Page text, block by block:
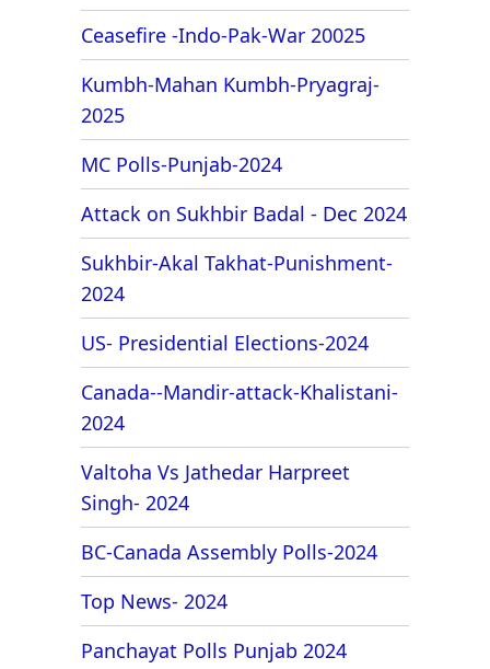
Ceasefire -Indo-Pak-War 20025
Kumbh-Mahan Kumbh-Pryagraj-
2025
MC Polls-Punjab-2024
Attack on Sukhbir Badal - Dec 2024
Sukhbir-Akal Takhat-Punishment-
2024
US- Presidential Elections-2024
Canada--Mandir-attack-Khalistani-
2024
Valtoha Vs Jathedar Harpreet
Singh- 2024
BC-Canada Assembly Polls-2024
Top News- 2024
Panchayat Polls Punjab 2024